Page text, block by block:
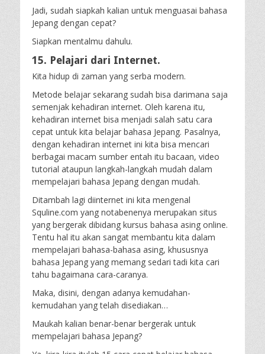
Jadi, sudah siapkah kalian untuk menguasai bahasa
Jepang dengan cepat?
Siapkan mentalmu dahulu.
15. Pelajari dari Internet.
Kita hidup di zaman yang serba modern.
Metode belajar sekarang sudah bisa darimana saja
semenjak kehadiran internet. Oleh karena itu,
kehadiran internet bisa menjadi salah satu cara
cepat untuk kita belajar bahasa Jepang. Pasalnya,
dengan kehadiran internet ini kita bisa mencari
berbagai macam sumber entah itu bacaan, video
tutorial ataupun langkah-langkah mudah dalam
mempelajari bahasa Jepang dengan mudah.
Ditambah lagi diinternet ini kita mengenal
Squline.com yang notabenenya merupakan situs
yang bergerak dibidang kursus bahasa asing online.
Tentu hal itu akan sangat membantu kita dalam
mempelajari bahasa-bahasa asing, khususnya
bahasa Jepang yang memang sedari tadi kita cari
tahu bagaimana cara-caranya.
Maka, disini, dengan adanya kemudahan-
kemudahan yang telah disediakan…
Maukah kalian benar-benar bergerak untuk
mempelajari bahasa Jepang?